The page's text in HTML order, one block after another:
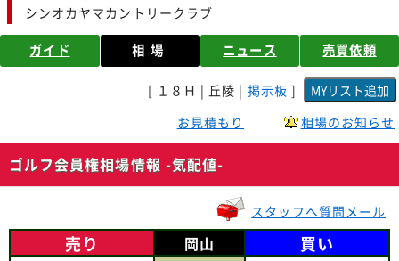
シンオカヤマカントリークラブ
ガイド 相場 ニュース 売買依頼
[ １８Ｈ | 丘陵 | 掲示板 ]
お見積もり
相場のお知らせ
ゴルフ会員権相場情報 -気配値-
スタッフへ質問メール
売り 岡山 買い